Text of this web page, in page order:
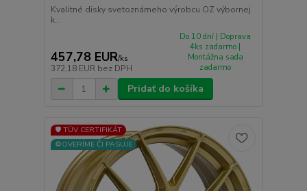
Kvalitné disky svetoznámeho výrobcu OZ výbornej
k...
457,78 EUR/ks
372,18 EUR bez DPH
Do 10 dní | Doprava
4ks zadarmo |
Montážna sada
zadarmo
Pridať do košíka
🛡️ TÜV CERTIFIKÁT
⚙️OVERÍME ČI PASUJE